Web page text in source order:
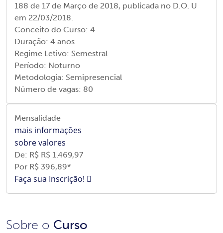
188 de 17 de Março de 2018, publicada no D.O. U
em 22/03/2018.
Conceito do Curso: 4
Duração: 4 anos
Regime Letivo: Semestral
Período: Noturno
Metodologia: Semipresencial
Número de vagas: 80
Mensalidade
mais informações
sobre valores
De: R$ R$ 1.469,97
Por R$ 396,89*
Faça sua Inscrição!
Sobre o Curso